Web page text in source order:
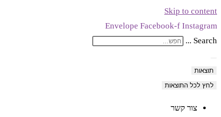
Skip to content
Envelope Facebook-f Instagram
Search ...
תוצאות
לחץ לכל התוצאות
צור קשר